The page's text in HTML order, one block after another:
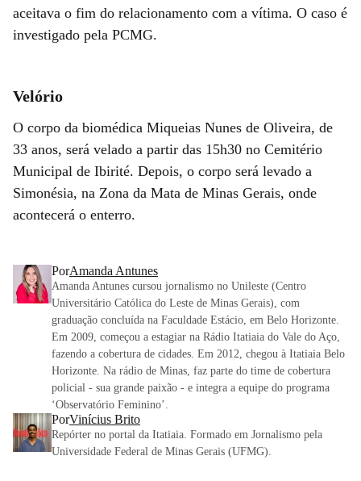
aceitava o fim do relacionamento com a vítima. O caso é
investigado pela PCMG.
Velório
O corpo da biomédica Miqueias Nunes de Oliveira, de
33 anos, será velado a partir das 15h30 no Cemitério
Municipal de Ibirité. Depois, o corpo será levado a
Simonésia, na Zona da Mata de Minas Gerais, onde
acontecerá o enterro.
PorAmanda Antunes
Amanda Antunes cursou jornalismo no Unileste (Centro
Universitário Católica do Leste de Minas Gerais), com
graduação concluída na Faculdade Estácio, em Belo Horizonte.
Em 2009, começou a estagiar na Rádio Itatiaia do Vale do Aço,
fazendo a cobertura de cidades. Em 2012, chegou à Itatiaia Belo
Horizonte. Na rádio de Minas, faz parte do time de cobertura
policial - sua grande paixão - e integra a equipe do programa
‘Observatório Feminino’.
PorVinícius Brito
Repórter no portal da Itatiaia. Formado em Jornalismo pela
Universidade Federal de Minas Gerais (UFMG).